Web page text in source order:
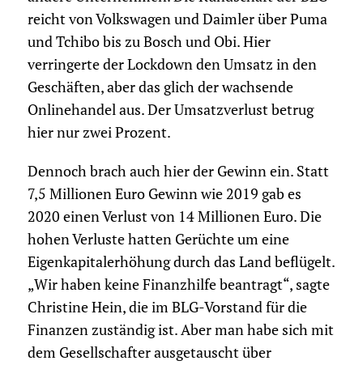
reicht von Volkswagen und Daimler über Puma
und Tchibo bis zu Bosch und Obi. Hier
verringerte der Lockdown den Umsatz in den
Geschäften, aber das glich der wachsende
Onlinehandel aus. Der Umsatzverlust betrug
hier nur zwei Prozent.
Dennoch brach auch hier der Gewinn ein. Statt
7,5 Millionen Euro Gewinn wie 2019 gab es
2020 einen Verlust von 14 Millionen Euro. Die
hohen Verluste hatten Gerüchte um eine
Eigenkapitalerhöhung durch das Land beflügelt.
„Wir haben keine Finanzhilfe beantragt“, sagte
Christine Hein, die im BLG-Vorstand für die
Finanzen zuständig ist. Aber man habe sich mit
dem Gesellschafter ausgetauscht über